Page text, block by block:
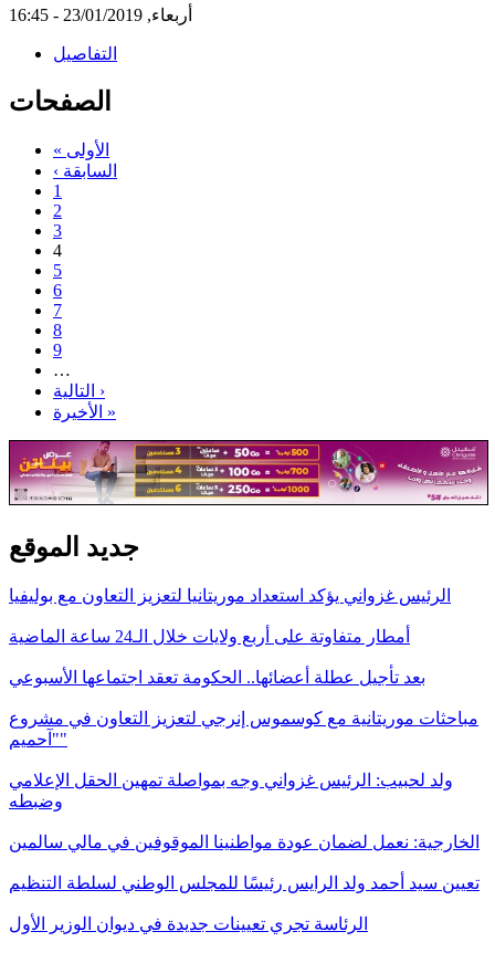
أربعاء, 23/01/2019 - 16:45
التفاصيل
الصفحات
« الأولى
‹ السابقة
1
2
3
4
5
6
7
8
9
…
التالية ›
الأخيرة »
جديد الموقع
الرئيس غزواني يؤكد استعداد موريتانيا لتعزيز التعاون مع بوليفيا
أمطار متفاوتة على أربع ولايات خلال الـ24 ساعة الماضية
بعد تأجيل عطلة أعضائها.. الحكومة تعقد اجتماعها الأسبوعي
مباحثات موريتانية مع كوسموس إنرجي لتعزيز التعاون في مشروع
"آحميم"
ولد لحبيب: الرئيس غزواني وجه بمواصلة تمهين الحقل الإعلامي
وضبطه
الخارجية: نعمل لضمان عودة مواطنينا الموقوفين في مالي سالمين
تعيين سيد أحمد ولد الرايس رئيسًا للمجلس الوطني لسلطة التنظيم
الرئاسة تجري تعيينات جديدة في ديوان الوزير الأول